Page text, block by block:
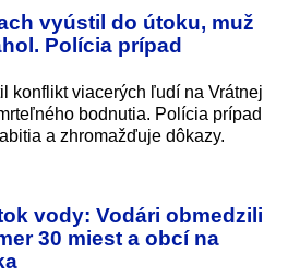
vyústil do útoku, muž
Polícia prípad
konflikt viacerých ľudí na Vrátnej
bodnutia. Polícia prípad
a zhromažďuje dôkazy.
vody: Vodári obmedzili
30 miest a obcí na